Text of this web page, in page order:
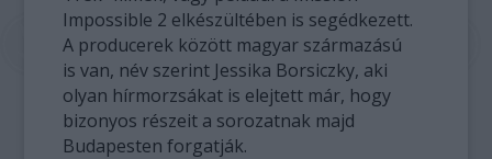
Impossible 2 elkészültében is segédkezett.
A producerek között magyar származású
is van, név szerint Jessika Borsiczky, aki
olyan hírmorzsákat is elejtett már, hogy
bizonyos részeit a sorozatnak majd
Budapesten forgatják.